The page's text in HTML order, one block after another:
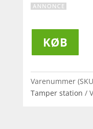
KØB
Varenummer
Tamper station